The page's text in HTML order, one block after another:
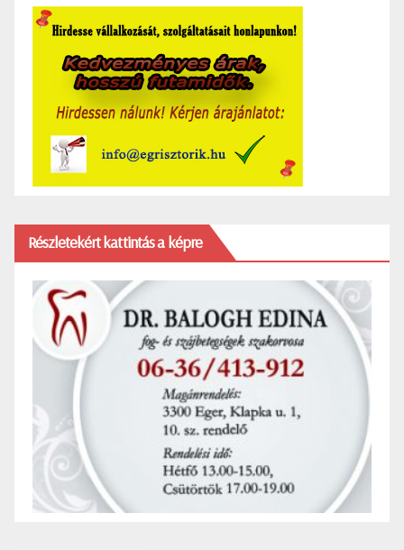
Részletekért kattintás a képre